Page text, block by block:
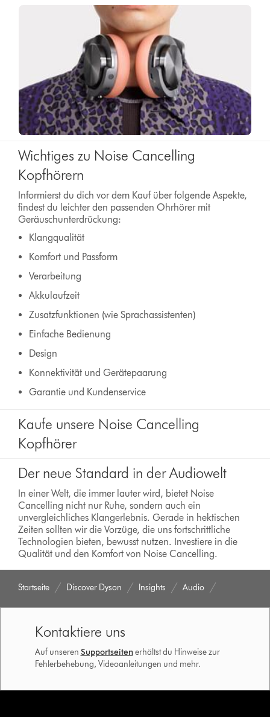
Wichtiges zu Noise Cancelling
Kopfhörern
Informierst du dich vor dem Kauf über folgende Aspekte,
findest du leichter den passenden Ohrhörer mit
Geräuschunterdrückung:
Klangqualität
Komfort und Passform
Verarbeitung
Akkulaufzeit
Zusatzfunktionen (wie Sprachassistenten)
Einfache Bedienung
Design
Konnektivität und Gerätepaarung
Garantie und Kundenservice
Kaufe unsere Noise Cancelling
Kopfhörer
Der neue Standard in der Audiowelt
In einer Welt, die immer lauter wird, bietet Noise
Cancelling nicht nur Ruhe, sondern auch ein
unvergleichliches Klangerlebnis. Gerade in hektischen
Zeiten sollten wir die Vorzüge, die uns fortschrittliche
Technologien bieten, bewusst nutzen. Investiere in die
Qualität und den Komfort von Noise Cancelling.
Startseite Discover Dyson Insights Audio
Kontaktiere uns
Auf unseren Supportseiten erhältst du Hinweise zur
Fehlerbehebung, Videoanleitungen und mehr.